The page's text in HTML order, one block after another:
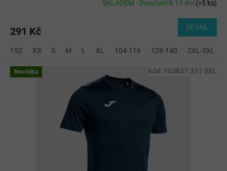
SKLADEM - Doručení 8-13 dní(>5 ks)
291 Kč DETAIL
152 XS S M L XL 104-116 128-140 2XL-3XL
Novinka Kód: 103837.331-3XL